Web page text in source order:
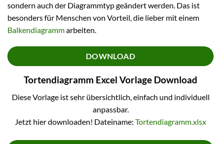
sondern auch der Diagrammtyp geändert werden. Das ist
besonders für Menschen von Vorteil, die lieber mit einem
Balkendiagrammarbeiten.
DOWNLOAD
Tortendiagramm Excel Vorlage Download
Diese Vorlage ist sehr übersichtlich, einfach und individuell
anpassbar.
Jetzt hier downloaden! Dateiname: Tortendiagramm.xlsx